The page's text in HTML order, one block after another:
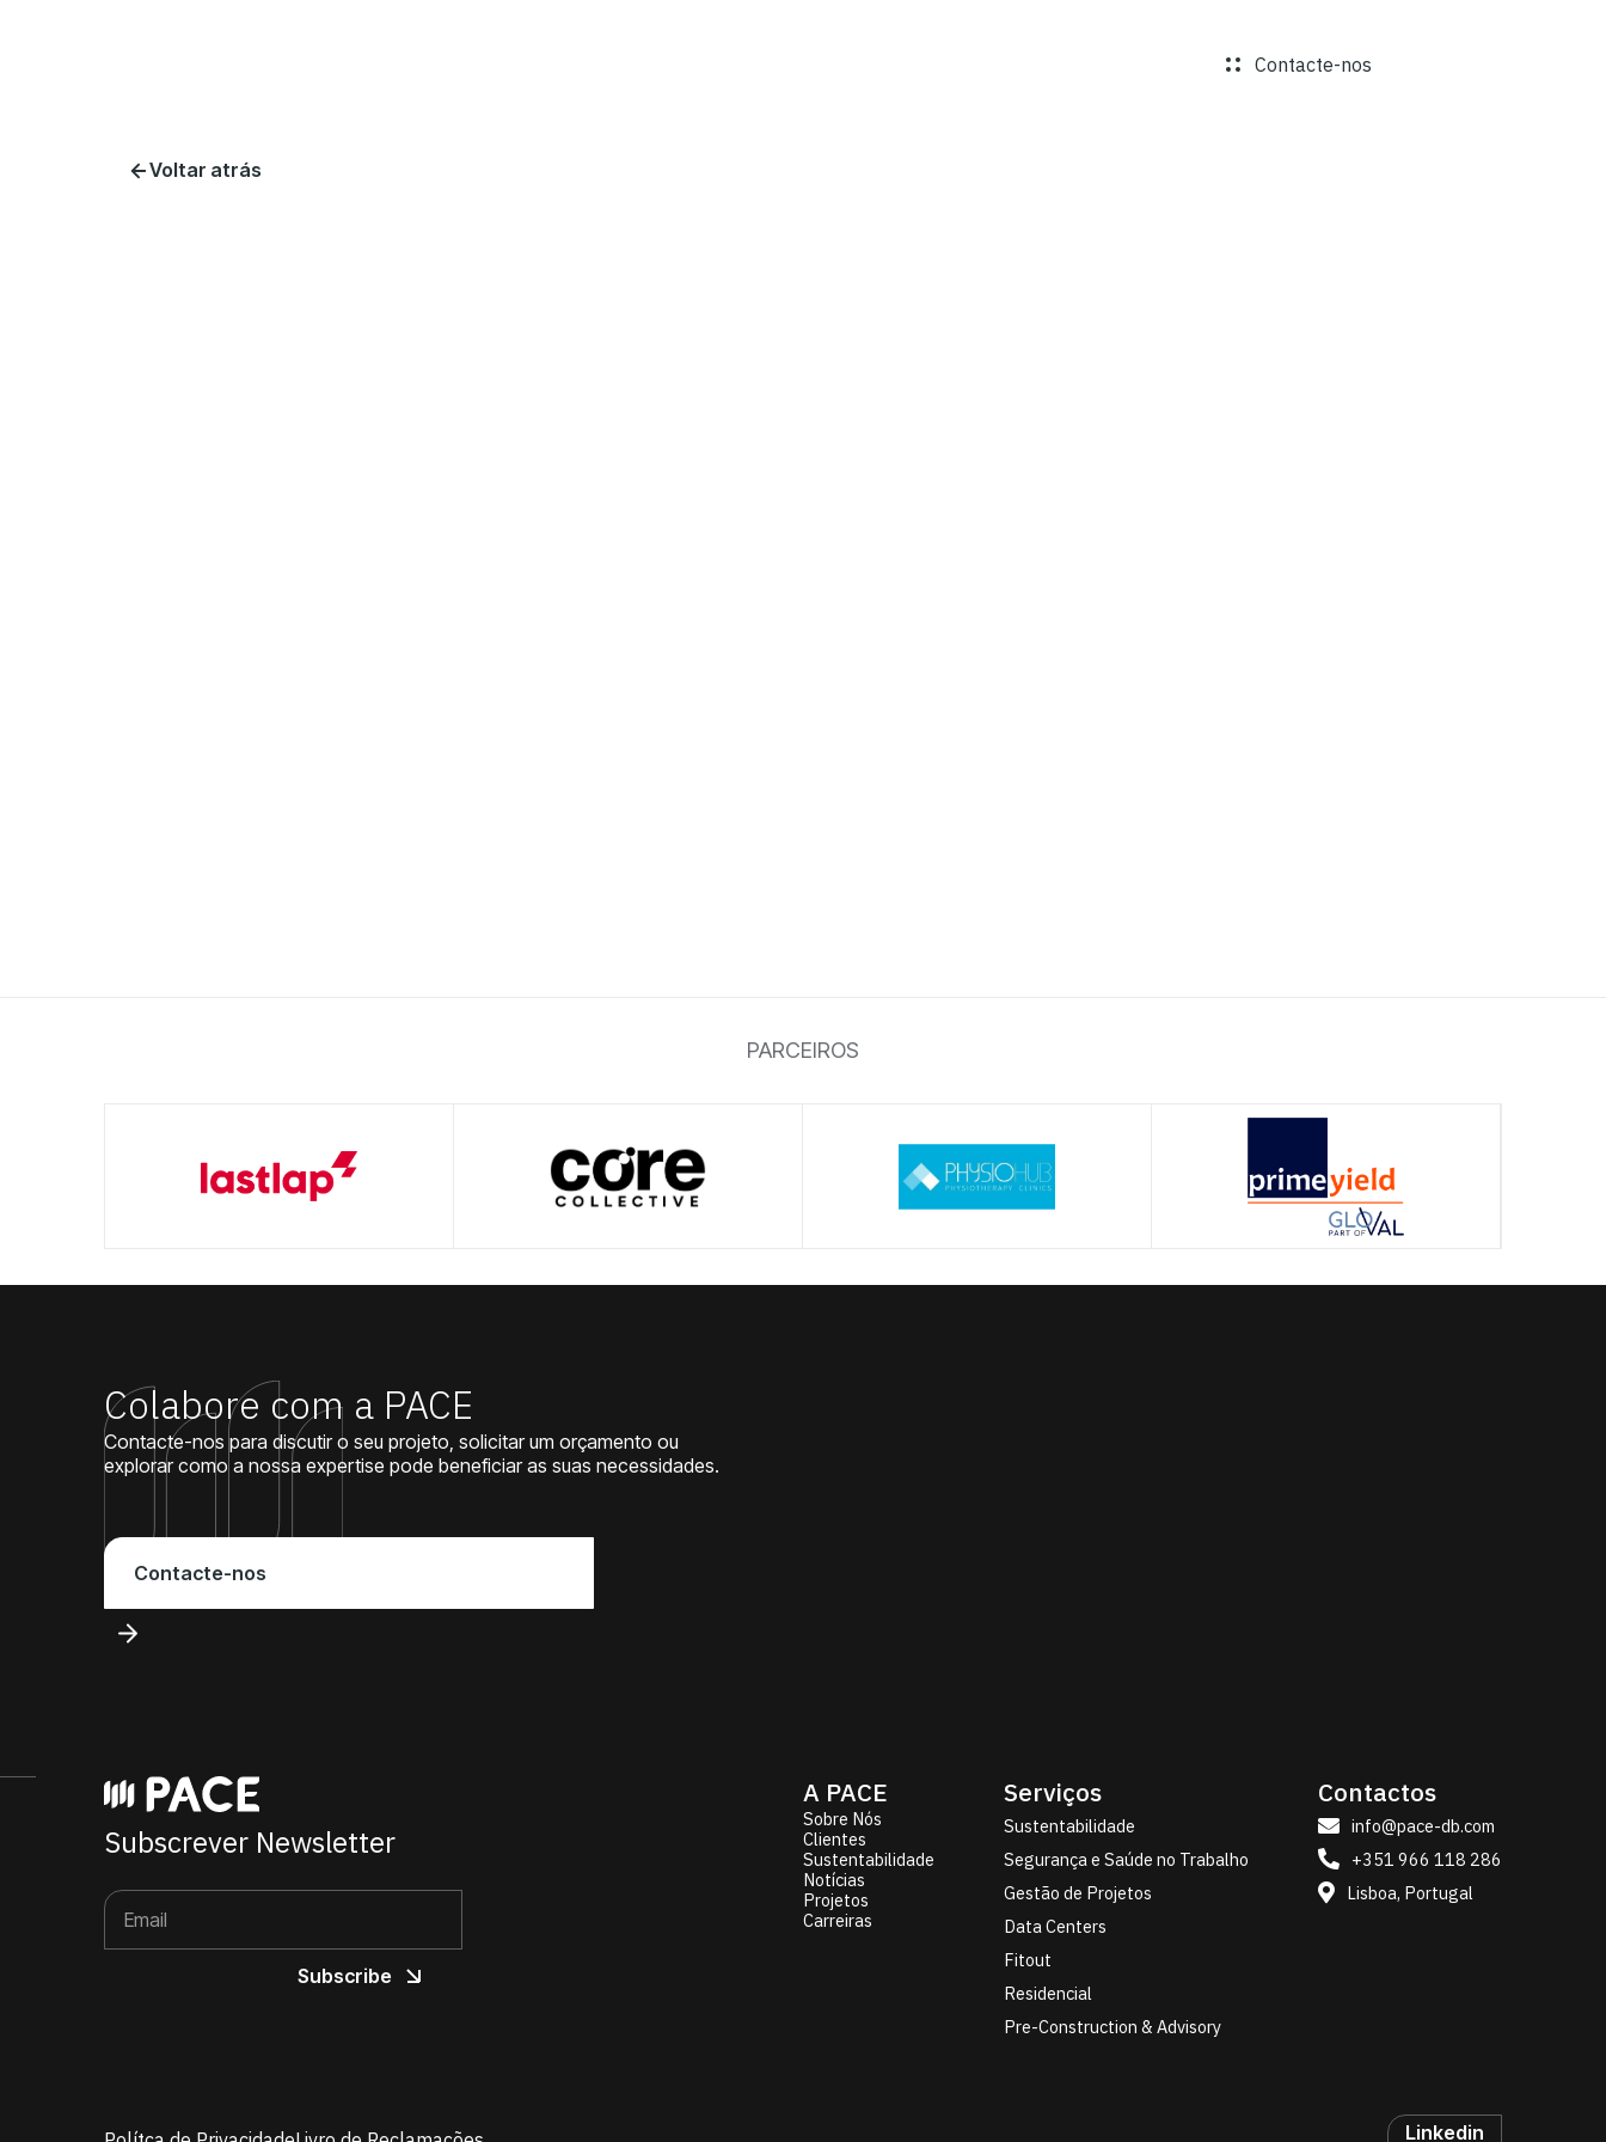
Contacte-nos
Voltar atrás
PARCEIROS
Colabore com a PACE
Contacte-nos para discutir o seu projeto, solicitar um orçamento ou
explorar como a nossa expertise pode beneficiar as suas necessidades.
Contacte-nos
Subscrever Newsletter
A PACE
Sobre Nós
Clientes
Sustentabilidade
Notícias
Projetos
Carreiras
Serviços
Sustentabilidade
Segurança e Saúde no Trabalho
Gestão de Projetos
Data Centers
Fitout
Residencial
Pre-Construction & Advisory
Contactos
 info@pace-db.com
 +351 966 118 286
 Lisboa, Portugal
Linkedin